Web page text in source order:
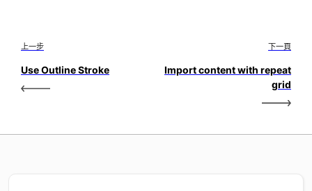
上一步
Use Outline Stroke
下一頁
Import content with repeat
grid